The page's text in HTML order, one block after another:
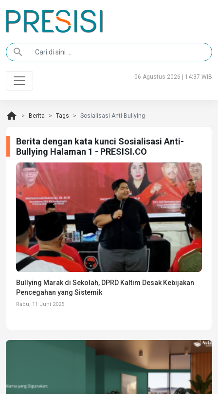
search
06 Agustus 2026 | 14:37 WIB
home Berita Tags Sosialisasi Anti-Bullying
Berita dengan kata kunci Sosialisasi Anti-
Bullying Halaman 1 - PRESISI.CO
Bullying Marak di Sekolah, DPRD Kaltim Desak Kebijakan
Pencegahan yang Sistemik
Rabu, 11 Juni 2025